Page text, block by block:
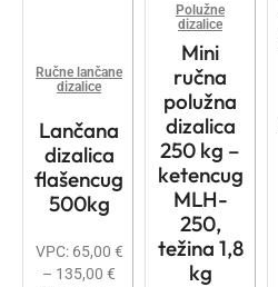
Ručne lančane
dizalice
Lančana
dizalica
flašencug
500kg
VPC: 65,00 €
– 135,00 €
Polužne
dizalice
Mini
ručna
polužna
dizalica
250 kg –
ketencug
MLH-
250,
težina 1,8
kg